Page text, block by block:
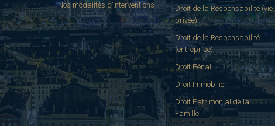
Nos modalités d’interventions
Droit de la Responsabilité (vie
privée)
Droit de la Responsabilité
(entreprise)
Droit Pénal
Droit Immobilier
Droit Patrimonial de la
Famille